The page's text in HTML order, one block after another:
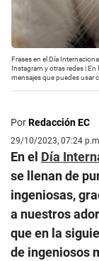
Frases en el Día
Instagram y otras redes |
mensajes que puedes usar
PorRedacción EC
29/10/2023, 07:24
En el Día
se llenan de
ingeniosas,
a nuestros
que en la
de ingeniosos